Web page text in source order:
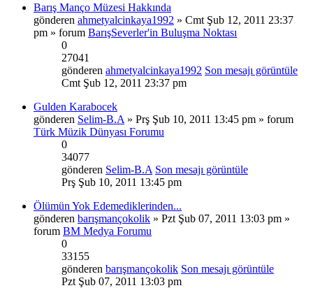
Barış Manço Müzesi Hakkında
gönderen ahmetyalcinkaya1992 » Cmt Şub 12, 2011 23:37
pm » forum BarışSeverler'in Buluşma Noktası
0
27041
gönderen ahmetyalcinkaya1992 Son mesajı görüntüle
Cmt Şub 12, 2011 23:37 pm
Gulden Karabocek
gönderen Selim-B.A » Prş Şub 10, 2011 13:45 pm » forum
Türk Müzik Dünyası Forumu
0
34077
gönderen Selim-B.A Son mesajı görüntüle
Prş Şub 10, 2011 13:45 pm
Ölümün Yok Edemediklerinden...
gönderen barışmançokolik » Pzt Şub 07, 2011 13:03 pm »
forum BM Medya Forumu
0
33155
gönderen barışmançokolik Son mesajı görüntüle
Pzt Şub 07, 2011 13:03 pm